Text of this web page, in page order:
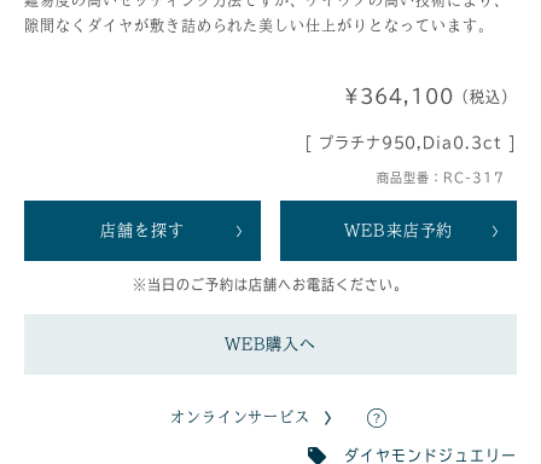
隙間なくダイヤが敷き詰められた美しい仕上がりとなっています。
¥364,100 （税込）
[ プラチナ950,Dia0.3ct ]
商品型番：RC-317
店舗を探す WEB来店予約
※当日のご予約は店舗へお電話ください。
WEB購入へ
オンラインサービス
ダイヤモンドジュエリー